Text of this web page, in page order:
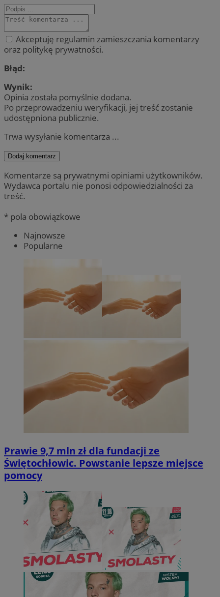
Akceptuję regulamin zamieszczania komentarzy
oraz politykę prywatności.
Błąd:
Wynik:
Opinia została pomyślnie dodana.
Po przeprowadzeniu weryfikacji, jej treść zostanie
udostępniona publicznie.
Trwa wysyłanie komentarza ...
Dodaj komentarz
Komentarze są prywatnymi opiniami użytkowników.
Wydawca portalu nie ponosi odpowiedzialności za
treść.
* pola obowiązkowe
Najnowsze
Popularne
Prawie 9,7 mln zł dla fundacji ze
Świętochłowic. Powstanie lepsze miejsce
pomocy